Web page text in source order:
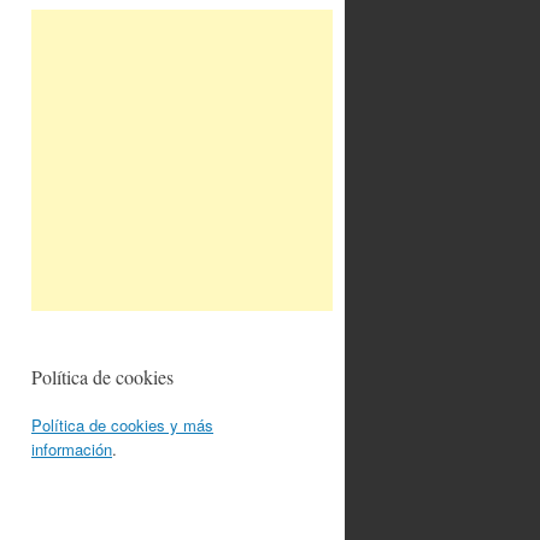
Política de cookies
Política de cookies y más
información.